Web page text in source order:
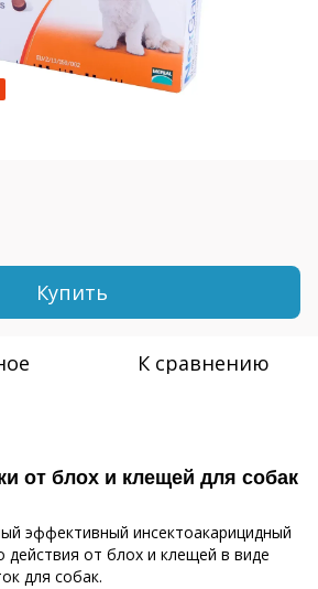
Купить
К сравнению
от блох и клещей для собак
эффективный инсектоакарицидный
действия от блох и клещей в виде
для собак.